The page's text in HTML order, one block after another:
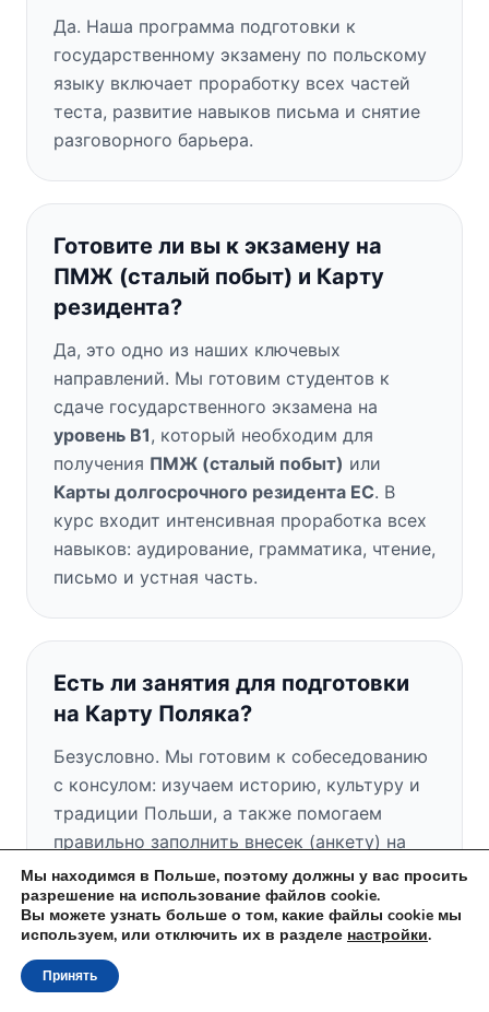
Да. Наша программа подготовки к
государственному экзамену по польскому
языку включает проработку всех частей
теста, развитие навыков письма и снятие
разговорного барьера.
Готовите ли вы к экзамену на
ПМЖ (сталый побыт) и Карту
резидента?
Да, это одно из наших ключевых
направлений. Мы готовим студентов к
сдаче государственного экзамена на
уровень B1, который необходим для
получения ПМЖ (сталый побыт) или
Карты долгосрочного резидента ЕС. В
курс входит интенсивная проработка всех
навыков: аудирование, грамматика, чтение,
письмо и устная часть.
Есть ли занятия для подготовки
на Карту Поляка?
Безусловно. Мы готовим к собеседованию
с консулом: изучаем историю, культуру и
традиции Польши, а также помогаем
правильно заполнить внесек (анкету) на
Карту Поляка.
Есть ли у вас бесплатное пробное
Мы находимся в Польше, поэтому должны у вас просить
разрешение на использование файлов cookie.
Вы можете узнать больше о том, какие файлы cookie мы
используем, или отключить их в разделе настройки.
Принять